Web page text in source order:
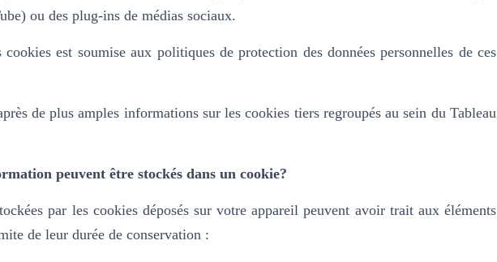
ou des plug-ins de médias sociaux.
cookies est soumise aux politiques de protection des données personnelles de ces
de plus amples informations sur les cookies tiers regroupés au sein du Tableau
peuvent être stockés dans un cookie?
par les cookies déposés sur votre appareil peuvent avoir trait aux éléments
de leur durée de conservation :